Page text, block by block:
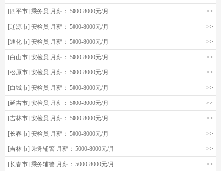
>>
[四平市] 乘务员 月薪： 5000-8000元/月
>>
[辽源市] 安检员 月薪： 5000-8000元/月
>>
[通化市] 安检员 月薪： 5000-8000元/月
>>
[白山市] 安检员 月薪： 5000-8000元/月
>>
[松原市] 安检员 月薪： 5000-8000元/月
>>
[白城市] 安检员 月薪： 5000-8000元/月
>>
[延吉市] 安检员 月薪： 5000-8000元/月
>>
[吉林市] 安检员 月薪： 5000-8000元/月
>>
[长春市] 安检员 月薪： 5000-8000元/月
>>
[吉林市] 乘务辅警 月薪： 5000-8000元/月
>>
[长春市] 乘务辅警 月薪： 5000-8000元/月